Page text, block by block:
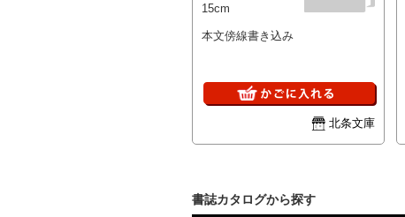
新装版
15cm
本文傍線書き込み
北条文庫
書誌カタログから探す